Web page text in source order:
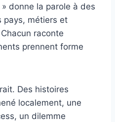
donne la parole à des
pays, métiers et
raconte
prennent forme
Des histoires
localement, une
un dilemme